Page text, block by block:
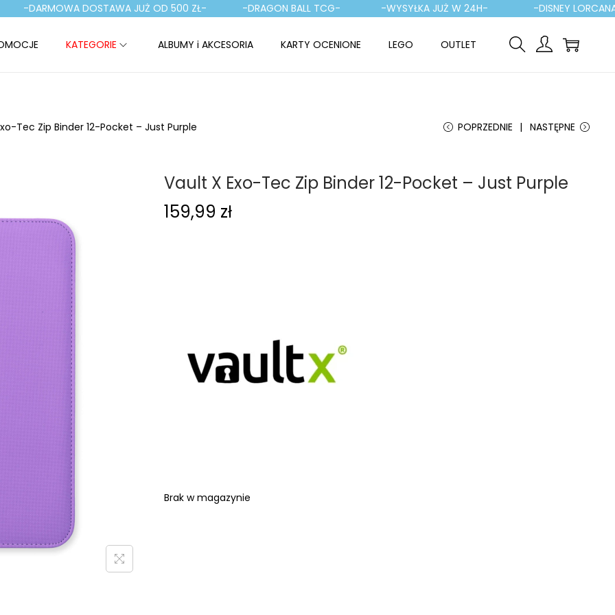
-DARMOWA DOSTAWA JUŻ OD 500 ZŁ- -DRAGON BALL TCG- -WYSYŁKA JUŻ W 24H- -DISNEY LORCANA-
KATEGORIE ALBUMY i AKCESORIA KARTY OCENIONE LEGO OUTLET
Tec Zip Binder 12-Pocket – Just Purple POPRZEDNIE NASTĘPNE
Vault X Exo-Tec Zip Binder 12-Pocket – Just Purple
159,99 zł
Brak w magazynie